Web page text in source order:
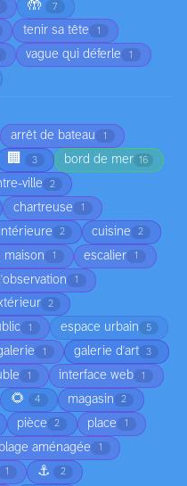
🤲 7
tenir sa tête 1
vague qui déferle 1
arrêt de bateau 1
🏢 3 bord de mer 16
ville 2
chartreuse 1
2 cuisine 2
maison 1 escalier 1
1
2
1 espace urbain 5
1 galerie d'art 3
1 interface web 1
🌻 4 magasin 2
pièce 2 place 1
plage aménagée 1
1 ⚓ 2